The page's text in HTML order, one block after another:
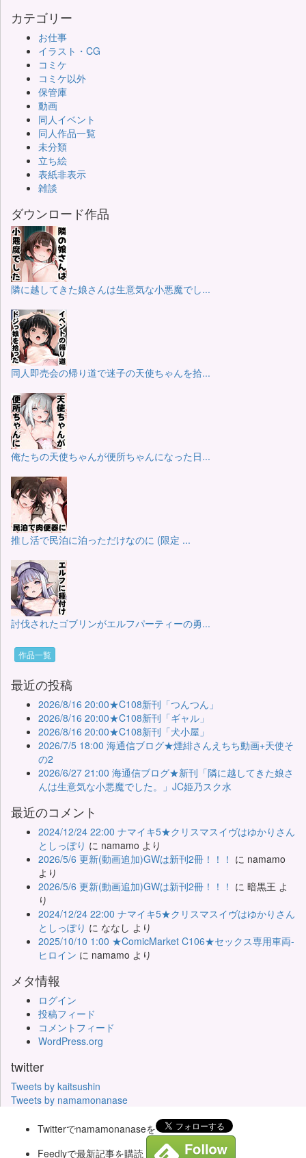
カテゴリー
お仕事
イラスト・CG
コミケ
コミケ以外
保管庫
動画
同人イベント
同人作品一覧
未分類
立ち絵
表紙非表示
雑談
ダウンロード作品
隣に越してきた娘さんは生意気な小悪魔でし...
同人即売会の帰り道で迷子の天使ちゃんを拾...
俺たちの天使ちゃんが便所ちゃんになった日...
推し活で民泊に泊っただけなのに (限定 ...
討伐されたゴブリンがエルフパーティーの勇...
作品一覧
最近の投稿
2026/8/16 20:00★C108新刊「つんつん」
2026/8/16 20:00★C108新刊「ギャル」
2026/8/16 20:00★C108新刊「犬小屋」
2026/7/5 18:00 海通信ブログ★煙緋さんえちち動画+天使そ
の2
2026/6/27 21:00 海通信ブログ★新刊「隣に越してきた娘さ
んは生意気な小悪魔でした。」JC姫乃スク水
最近のコメント
2024/12/24 22:00 ナマイキ5★クリスマスイヴはゆかりさん
としっぽり に namamo より
2026/5/6 更新(動画追加)GWは新刊2冊！！！ に namamo
より
2026/5/6 更新(動画追加)GWは新刊2冊！！！ に 暗黒王 よ
り
2024/12/24 22:00 ナマイキ5★クリスマスイヴはゆかりさん
としっぽり に ななし より
2025/10/10 1:00 ★ComicMarket C106★セックス専用車両-
ヒロイン に namamo より
メタ情報
ログイン
投稿フィード
コメントフィード
WordPress.org
twitter
Tweets by kaitsushin
Tweets by namamonanase
Twitterでnamamonanaseを
Feedlyで最新記事を購読